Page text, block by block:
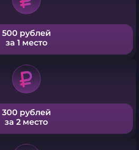
500 рублей
за 1 место
300 рублей
за 2 место